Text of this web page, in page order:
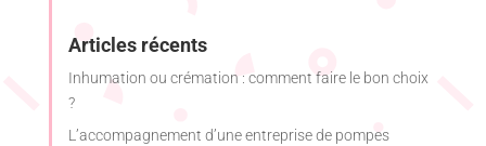
Articles récents
Inhumation ou crémation : comment faire le bon choix
?
L’accompagnement d’une entreprise de pompes